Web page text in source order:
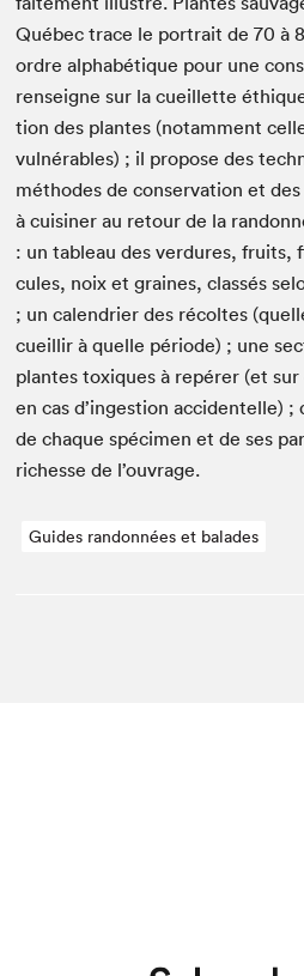
Québec trace le por­trait de70 à
ordre alphabé­tique pour une
ren­seigne sur la cueil­lette
tion des plantes (notam­ment
vul­nérables) ; il pro­pose des
méth­odes de con­ser­va­tion et
à cuisin­er au retour de la
: un tableau des ver­dures,
cules, noix et graines, classés
; un cal­en­dri­er des récoltes
cueil­lir à quelle péri­ode) ; une
plantes tox­iques à repér­er (et
en cas d’ingestion acci­den­telle)
de chaque spéci­men et de ses
richesse de l’ouvrage.
Guides randonnées et balades